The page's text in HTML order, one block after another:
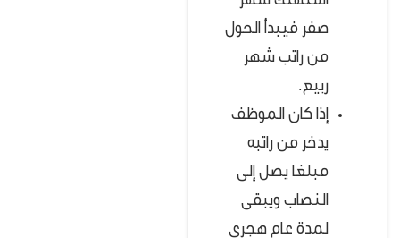
صفر فيبدأ الحول
من راتب شهر
ربيع.
إذا كان الموظف
يدخر من راتبه
مبلغا يصل إلى
النصاب ويبقى
لمدة عام هجري